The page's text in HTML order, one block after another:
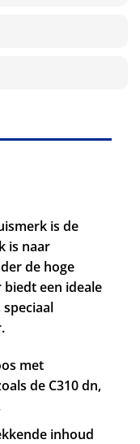
is de
is naar
de hoge
een ideale
met
de C310 dn,
inhoud